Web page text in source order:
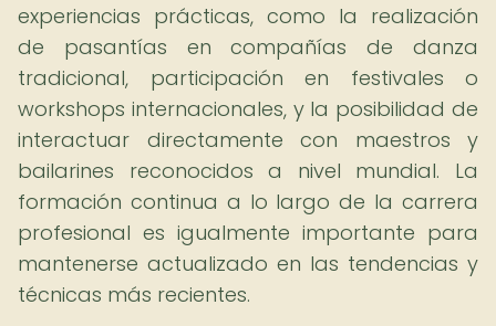
experiencias prácticas, como la realización
de pasantías en compañías de danza
tradicional, participación en festivales o
workshops internacionales, y la posibilidad de
interactuar directamente con maestros y
bailarines reconocidos a nivel mundial. La
formación continua a lo largo de la carrera
profesional es igualmente importante para
mantenerse actualizado en las tendencias y
técnicas más recientes.